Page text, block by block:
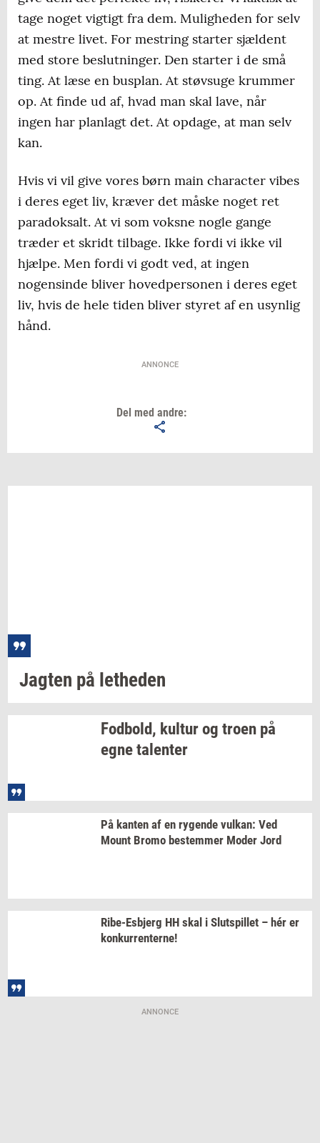
tage noget vigtigt fra dem. Muligheden for selv
at mestre livet. For mestring starter sjældent
med store beslutninger. Den starter i de små
ting. At læse en busplan. At støvsuge krummer
op. At finde ud af, hvad man skal lave, når
ingen har planlagt det. At opdage, at man selv
kan.
Hvis vi vil give vores børn main character vibes
i deres eget liv, kræver det måske noget ret
paradoksalt. At vi som voksne nogle gange
træder et skridt tilbage. Ikke fordi vi ikke vil
hjælpe. Men fordi vi godt ved, at ingen
nogensinde bliver hovedpersonen i deres eget
liv, hvis de hele tiden bliver styret af en usynlig
hånd.
ANNONCE
Del med andre:
Jag­ten på let­he­den
Fod­bold, kul­turog troen på
egneta­len­ter
På kan­ten af en ry­gen­de vulkan: Ved
Mount Bromo be­stem­mer Moder Jord
Ribe-​Esbjerg HH skal i Slut­spil­let – hér er
kon­kur­ren­ter­ne!
ANNONCE